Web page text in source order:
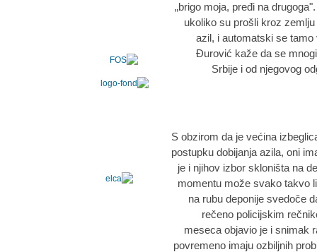
„brigo moja, pređi na
ukoliko su prošli kroz
azil, i automatski se
Đurović kaže da se
Srbije i od njegovog
S obzirom da je većina
postupku dobijanja azila, oni
je i njihov izbor skloništa na
momentu može svako takvo
na rubu deponije svedoče
rečeno policijskim
meseca objavio je i snimak
povremeno imaju ozbiljnih